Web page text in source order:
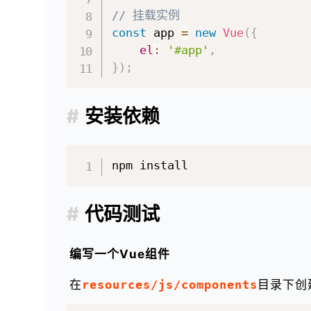
// 挂载实例
const app = new Vue( {
el : '#app' ,
} ) ;
安装依赖
代码测试
编写一个Vue组件
在 resources/js/components 目录下创